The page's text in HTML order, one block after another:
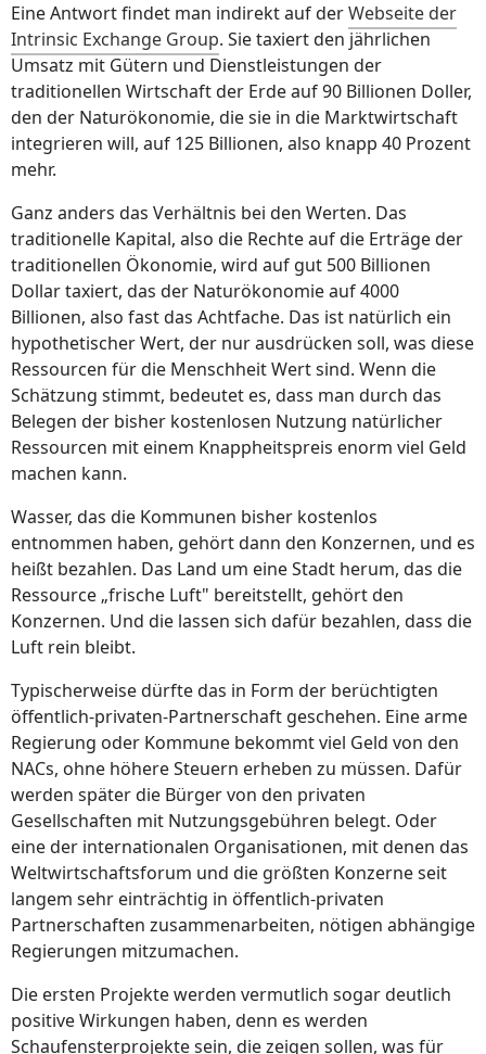
Eine Antwort findet man indirekt auf derWebseite der
Intrinsic Exchange Group. Sie taxiert den jährlichen
Umsatz mit Gütern und Dienstleistungen der
traditionellen Wirtschaft der Erde auf 90 Billionen Doller,
den der Naturökonomie, die sie in die Marktwirtschaft
integrieren will, auf 125 Billionen, also knapp 40 Prozent
mehr.
Ganz anders das Verhältnis bei den Werten. Das
traditionelle Kapital, also die Rechte auf die Erträge der
traditionellen Ökonomie, wird auf gut 500 Billionen
Dollar taxiert, das der Naturökonomie auf 4000
Billionen, also fast das Achtfache. Das ist natürlich ein
hypothetischer Wert, der nur ausdrücken soll, was diese
Ressourcen für die Menschheit Wert sind. Wenn die
Schätzung stimmt, bedeutet es, dass man durch das
Belegen der bisher kostenlosen Nutzung natürlicher
Ressourcen mit einem Knappheitspreis enorm viel Geld
machen kann.
Wasser, das die Kommunen bisher kostenlos
entnommen haben, gehört dann den Konzernen, und es
heißt bezahlen. Das Land um eine Stadt herum, das die
Ressource „frische Luft" bereitstellt, gehört den
Konzernen. Und die lassen sich dafür bezahlen, dass die
Luft rein bleibt.
Typischerweise dürfte das in Form der berüchtigten
öffentlich-privaten-Partnerschaft geschehen. Eine arme
Regierung oder Kommune bekommt viel Geld von den
NACs, ohne höhere Steuern erheben zu müssen. Dafür
werden später die Bürger von den privaten
Gesellschaften mit Nutzungsgebühren belegt. Oder
eine der internationalen Organisationen, mit denen das
Weltwirtschaftsforum und die größten Konzerne seit
langem sehr einträchtig in öffentlich-privaten
Partnerschaften zusammenarbeiten, nötigen abhängige
Regierungen mitzumachen.
Die ersten Projekte werden vermutlich sogar deutlich
positive Wirkungen haben, denn es werden
Schaufensterprojekte sein, die zeigen sollen, was für